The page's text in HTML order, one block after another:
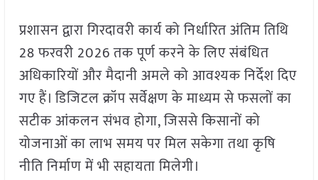
प्रशासन द्वारा गिरदावरी कार्य को निर्धारित अंतिम तिथि
28 फरवरी 2026 तक पूर्ण करने के लिए संबंधित
अधिकारियों और मैदानी अमले को आवश्यक निर्देश दिए
गए हैं। डिजिटल क्रॉप सर्वेक्षण के माध्यम से फसलों का
सटीक आंकलन संभव होगा, जिससे किसानों को
योजनाओं का लाभ समय पर मिल सकेगा तथा कृषि
नीति निर्माण में भी सहायता मिलेगी।